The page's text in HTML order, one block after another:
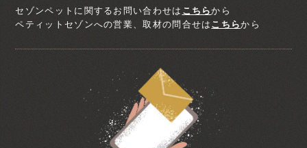
セゾンペットに関するお問い合わせは こちらから
ペティットセゾンへの営業、取材の問合せはこちらから